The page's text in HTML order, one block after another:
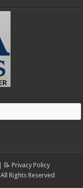
📝 Privacy Policy
Rights Reserved